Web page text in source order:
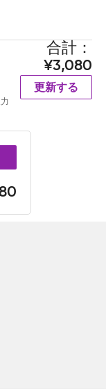
合計
3,080
更新する